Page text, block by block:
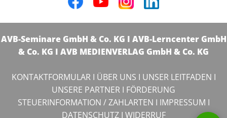
AVB-Seminare GmbH & Co. KG I AVB-Lerncenter GmbH
& Co. KG I AVB MEDIENVERLAG GmbH & Co. KG
KONTAKTFORMULARI ÜBER UNS I UNSER LEITFADEN I
UNSERE PARTNER I FÖRDERUNG
STEUERINFORMATION / ZAHLARTEN I IMPRESSUM I
DATENSCHUTZI WIDERRUF